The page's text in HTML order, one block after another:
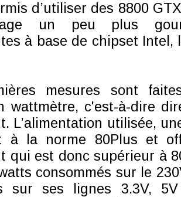
d’utiliser des 8800
un peu plus
à base de chipset Intel,
mesures sont
wattmètre, c'est-à-dire
L’alimentation utilisée,
à la norme 80Plus et
qui est donc supérieur à
consommés sur le
sur ses lignes 3.3V,